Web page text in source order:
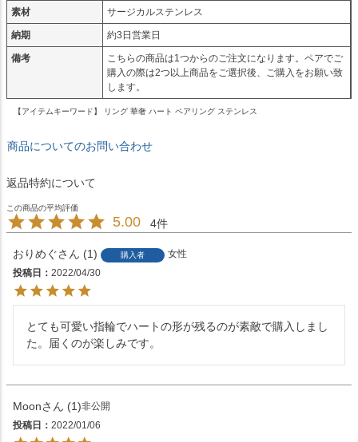
素材 サージカルステンレス
納期 約3日営業日
備考
こちらの商品は1つからのご注文になります。ペアでご
購入の際は2つ以上商品をご選択後、ご購入をお願い致
します。
【アイテムキーワード】 リング 華奢 ハート ペアリング ステンレス
商品についてのお問い合わせ
返品特約について
5.00 4
おりめぐ 1 購入者
女性
投稿日
2022/04/30
とても可愛い指輪でハートの形が残るのが素敵で購入しまし
た。届くのが楽しみです。
Moon 1 非公開
投稿日
2022/01/06